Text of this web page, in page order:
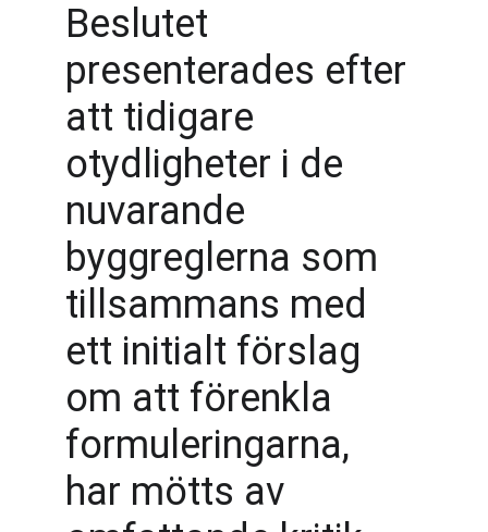
Beslutet
presenterades efter
att tidigare
otydligheter i de
nuvarande
byggreglerna som
tillsammans med
ett initialt förslag
om att förenkla
formuleringarna,
har mötts av